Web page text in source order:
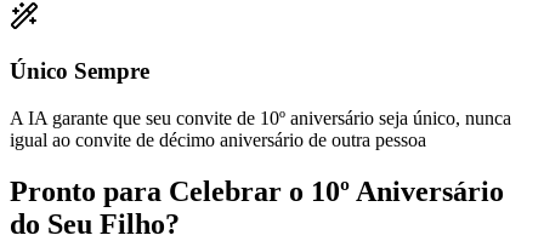
Único Sempre
A IA garante que seu convite de 10º aniversário seja único, nunca
igual ao convite de décimo aniversário de outra pessoa
Pronto para Celebrar o 10º Aniversário
do Seu Filho?